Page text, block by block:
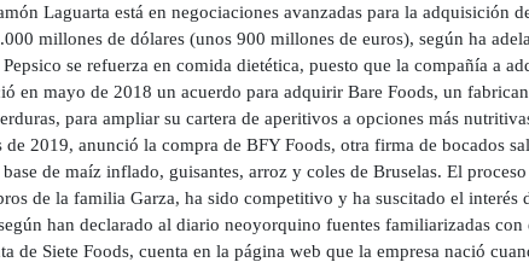
Laguarta está en negociaciones avanzadas para la adquisición
millones de dólares (unos 900 millones de euros), según ha
se refuerza en comida dietética, puesto que la compañía a
en mayo de 2018 un acuerdo para adquirir Bare Foods, un
para ampliar su cartera de aperitivos a opciones más
de 2019, anunció la compra de BFY Foods, otra firma de bocados
de maíz inflado, guisantes, arroz y coles de Bruselas. El
de la familia Garza, ha sido competitivo y ha suscitado el interés
han declarado al diario neoyorquino fuentes familiarizadas con
de Siete Foods, cuenta en la página web que la empresa nació